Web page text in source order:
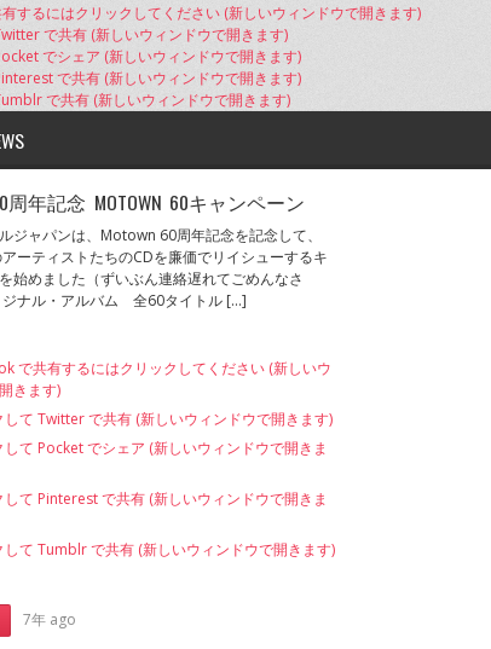
するにはクリックしてください (新しいウィンドウで開きます)
で共有 (新しいウィンドウで開きます)
でシェア (新しいウィンドウで開きます)
で共有 (新しいウィンドウで開きます)
で共有 (新しいウィンドウで開きます)
周年記念 MOTOWN 60キャンペーン
ジャパンは、Motown 60周年記念を記念して、
ーティストたちのCDを廉価でリイシューするキ
始めました（ずいぶん連絡遅れてごめんなさ
ジナル・アルバム 全60タイトル […]
で共有するにはクリックしてください (新しいウ
きます)
して Twitter で共有 (新しいウィンドウで開きます)
して Pocket でシェア (新しいウィンドウで開きま
して Pinterest で共有 (新しいウィンドウで開きま
して Tumblr で共有 (新しいウィンドウで開きます)
7年 ago